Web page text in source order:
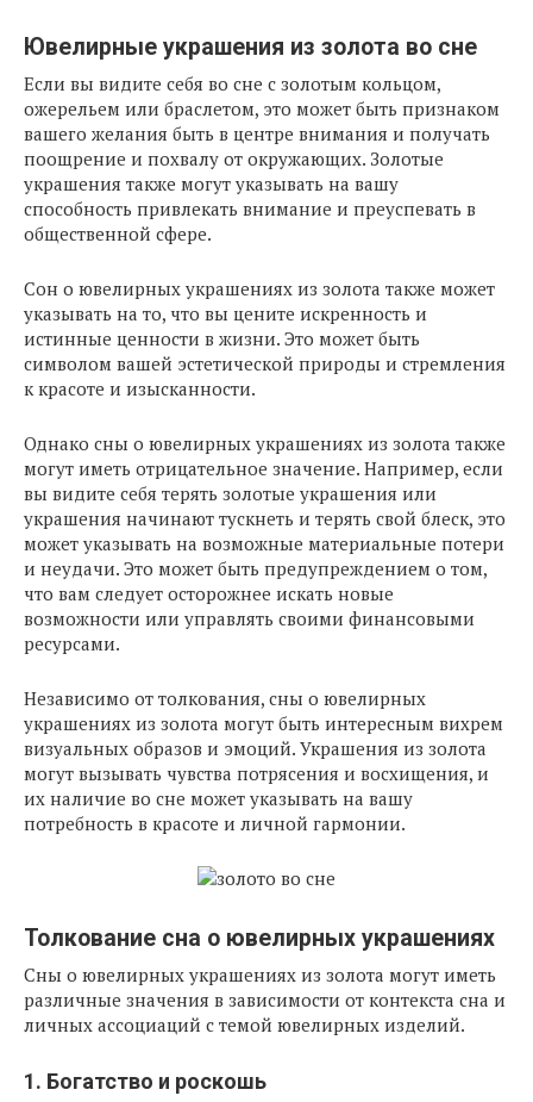
Ювелирные украшения из золота во сне
Если вы видите себя во сне с золотым кольцом,
ожерельем или браслетом, это может быть признаком
вашего желания быть в центре внимания и получать
поощрение и похвалу от окружающих. Золотые
украшения также могут указывать на вашу
способность привлекать внимание и преуспевать в
общественной сфере.
Сон о ювелирных украшениях из золота также может
указывать на то, что вы цените искренность и
истинные ценности в жизни. Это может быть
символом вашей эстетической природы и стремления
к красоте и изысканности.
Однако сны о ювелирных украшениях из золота также
могут иметь отрицательное значение. Например, если
вы видите себя терять золотые украшения или
украшения начинают тускнеть и терять свой блеск, это
может указывать на возможные материальные потери
и неудачи. Это может быть предупреждением о том,
что вам следует осторожнее искать новые
возможности или управлять своими финансовыми
ресурсами.
Независимо от толкования, сны о ювелирных
украшениях из золота могут быть интересным вихрем
визуальных образов и эмоций. Украшения из золота
могут вызывать чувства потрясения и восхищения, и
их наличие во сне может указывать на вашу
потребность в красоте и личной гармонии.
Толкование сна о ювелирных украшениях
Сны о ювелирных украшениях из золота могут иметь
различные значения в зависимости от контекста сна и
личных ассоциаций с темой ювелирных изделий.
1. Богатство и роскошь